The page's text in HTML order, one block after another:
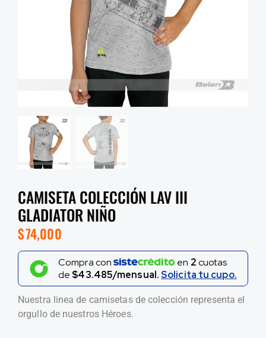
CAMISETA COLECCIÓN LAV III
GLADIATOR NIÑO
$74,000
Compra con en 2cuotas
de $43.485/mensual.Solicita tu cupo.
Nuestra linea de camisetas de colección representa el
orgullo de nuestros Héroes.